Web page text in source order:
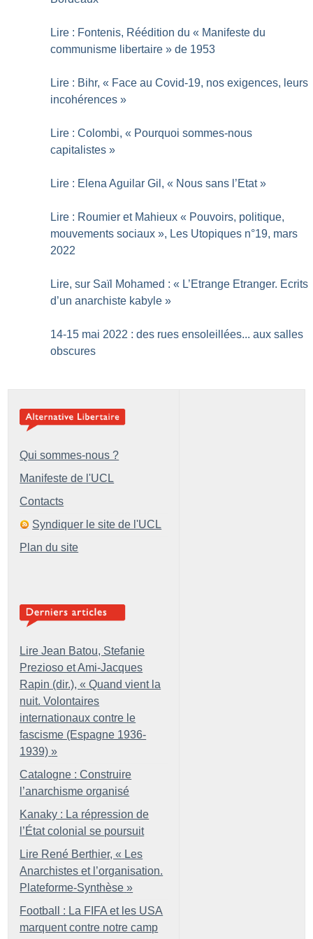
Lire : Fontenis, Réédition du « Manifeste du
communisme libertaire » de 1953
Lire : Bihr, « Face au Covid-19, nos exigences, leurs
incohérences »
Lire : Colombi, « Pourquoi sommes-nous
capitalistes »
Lire : Elena Aguilar Gil, « Nous sans l’Etat »
Lire : Roumier et Mahieux « Pouvoirs, politique,
mouvements sociaux », Les Utopiques n°19, mars
2022
Lire, sur Saïl Mohamed : « L’Etrange Etranger. Ecrits
d’un anarchiste kabyle »
14-15 mai 2022 : des rues ensoleillées... aux salles
obscures
Qui sommes-nous ?
Manifeste de l'UCL
Contacts
Syndiquer le site de l'UCL
Plan du site
Lire Jean Batou, Stefanie
Prezioso et Ami-Jacques
Rapin (dir.), « Quand vient la
nuit. Volontaires
internationaux contre le
fascisme (Espagne 1936-
1939) »
Catalogne : Construire
l’anarchisme organisé
Kanaky : La répression de
l’État colonial se poursuit
Lire René Berthier, « Les
Anarchistes et l’organisation.
Plateforme-Synthèse »
Football : La FIFA et les USA
marquent contre notre camp